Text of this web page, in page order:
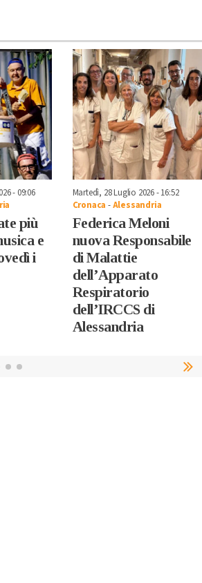
- 09:06
più
e
i
Martedì, 28 Luglio 2026 - 16:52
Cronaca -Alessandria
Federica Meloni
nuova Responsabile
di Malattie
dell’Apparato
Respiratorio
dell’IRCCS di
Alessandria